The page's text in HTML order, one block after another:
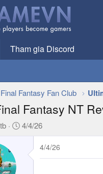
Tham gia Discord
Final Fantasy Fan Club
Fantasy NT
N
4/4/26
4/4/26